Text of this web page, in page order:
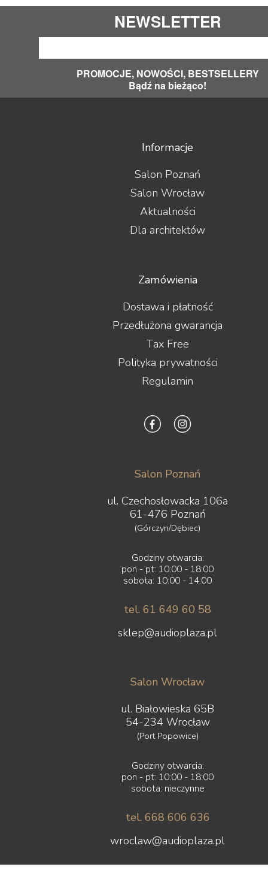
NEWSLETTER
PROMOCJE, NOWOŚCI, BESTSELLERY
Bądź na bieżąco!
Informacje
Salon Poznań
Salon Wrocław
Aktualności
Dla architektów
Zamówienia
Dostawa i płatność
Przedłużona gwarancja
Tax Free
Polityka prywatności
Regulamin
Salon Poznań
ul. Czechosłowacka 106a
61-476 Poznań
(Górczyn/Dębiec)
Godziny otwarcia:
pon - pt: 10:00 - 18:00
sobota: 10:00 - 14:00
tel. 61 649 60 58
sklep@audioplaza.pl
Salon Wrocław
ul. Białowieska 65B
54-234 Wrocław
(Port Popowice)
Godziny otwarcia:
pon - pt: 10:00 - 18:00
sobota: nieczynne
tel. 668 606 636
wroclaw@audioplaza.pl